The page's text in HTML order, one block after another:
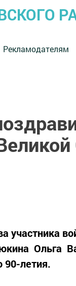
Рекламодателям
участника
Ольга
90-летия.